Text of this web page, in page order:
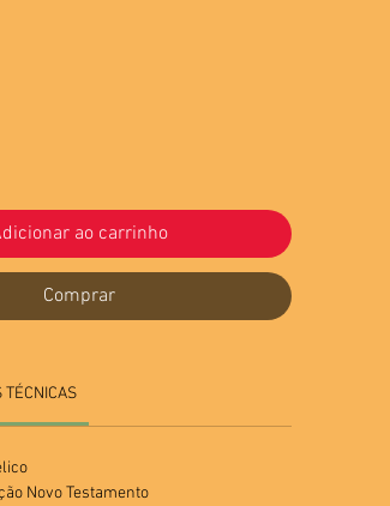
ao carrinho
Comprar
TÉCNICAS
Novo Testamento